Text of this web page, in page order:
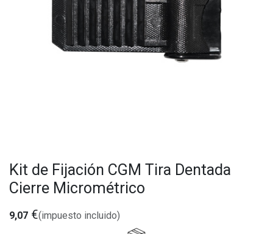
Kit de Fijación CGM Tira Dentada
Cierre Micrométrico
9,07 €(impuesto incluido)